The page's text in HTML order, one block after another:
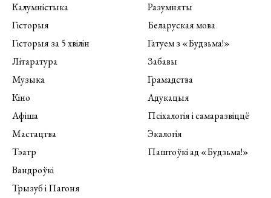
Калумністыка
Гісторыя
Гісторыя за 5 хвілін
Літаратура
Музыка
Кіно
Афіша
Мастацтва
Тэатр
Вандроўкі
Трызуб і Пагоня
Разумняты
Беларуская мова
Гатуем з «Будзьма!»
Забавы
Грамадства
Адукацыя
Псіхалогія і самаразвіццё
Экалогія
Паштоўкі ад «Будзьма!»